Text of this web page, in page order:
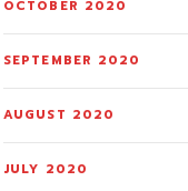
OCTOBER 2020
SEPTEMBER 2020
AUGUST 2020
JULY 2020